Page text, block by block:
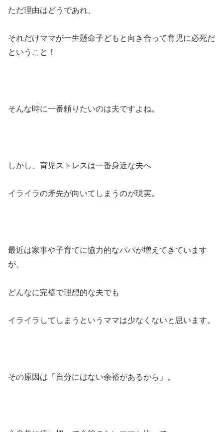
ただ理由はどうであれ、
それだけママが一生懸命子どもと向き合って育児に必死だ
ということ！
そんな時に一番頼りたいのは夫ですよね。
しかし、育児ストレスは一番身近な夫へ
イライラの矛先が向いてしまうのが現実。
最近は家事や子育てに協力的なパパが増えてきています
が、
どんなに完璧で理想的な夫でも
イライラしてしまうというママは少なくないと思います。
その原因は「自分にはない余裕があるから」。